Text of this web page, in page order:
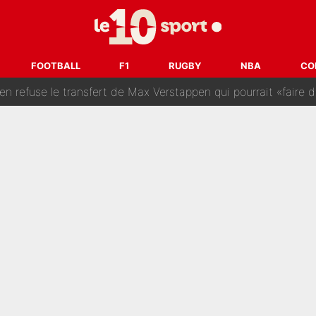
FOOTBALL F1 RUGBY NBA
: Le FC Barcelone prend la parole alors qu'un transfert de
transfert à l'OM, Quinten Timber raconte ses doutes
le transfert de Max Verstappen qui pourrait «faire des